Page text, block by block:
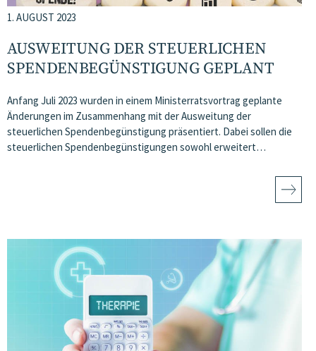
1. AUGUST 2023
AUSWEITUNG DER STEUERLICHEN
SPENDENBEGÜNSTIGUNG GEPLANT
Anfang Juli 2023 wurden in einem Ministerratsvortrag geplante
Änderungen im Zusammenhang mit der Ausweitung der
steuerlichen Spendenbegünstigung präsentiert. Dabei sollen die
steuerlichen Spendenbegünstigungen sowohl erweitert…